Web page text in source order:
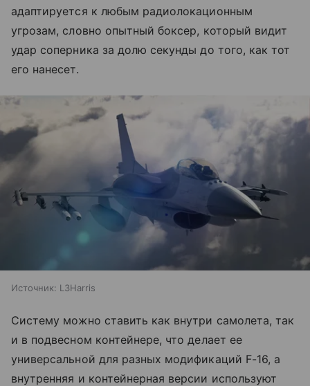
адаптируется к любым радиолокационным
угрозам, словно опытный боксер, который видит
удар соперника за долю секунды до того, как тот
его нанесет.
Источник: L3Harris
Систему можно ставить как внутри самолета, так
и в подвесном контейнере, что делает ее
универсальной для разных модификаций F-16, а
внутренняя и контейнерная версии используют